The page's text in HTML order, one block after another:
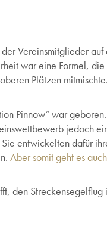
Vereinsmitglieder
war eine Formel,
Plätzen
Pinnow“ war
jedoch
entwickelten dafür
Aber somit geht es
den Streckensegelflug